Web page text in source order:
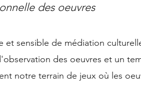
des oeuvres
et sensible de médiation
des oeuvres et un
notre terrain de jeux où les